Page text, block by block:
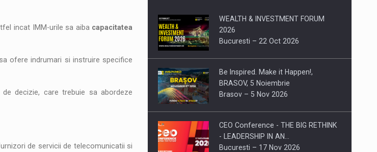
incat IMM-urile sa aiba capacitatea
ofere indrumari si instruire specifice
decizie, care trebuie sa abordeze
de servicii de telecomunicatii si
WEALTH & INVESTMENT FORUM
2026
Bucuresti – 22 Oct 2026
Be Inspired. Make it Happen!,
BRASOV, 5 Noiembrie
Brasov – 5 Nov 2026
CEO Conference - THE BIG RETHINK
- LEADERSHIP IN AN…
Bucuresti – 17 Nov 2026